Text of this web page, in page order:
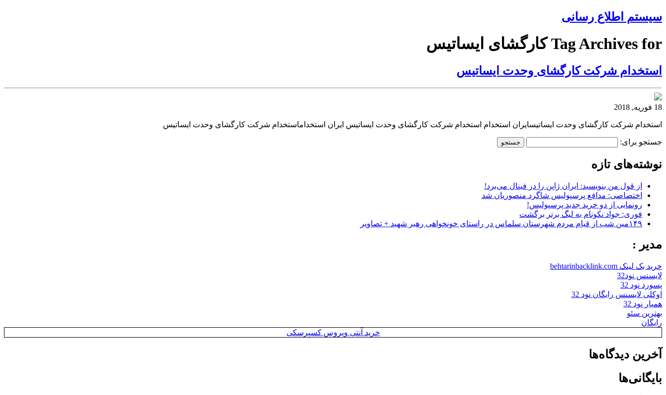
سیستم اطلاع رسانی
Tag Archives for کارگشای ایساتیس
استخدام شرکت کارگشای وحدت ایساتیس
18 فوریه, 2018
استخدام شرکت کارگشای وحدت ایساتیسایران استخدام استخدام شرکت کارگشای وحدت ایساتیس ایران استخداماستخدام شرکت کارگشای وحدت ایساتیس
جستجو برای:
نوشته‌های تازه
از قول من بنویسید: ایران ژاپن را در فینال می‌برد!
اختصاصی: مدافع پرسپولیس شاگرد منصوریان شد
رونمایی از دو خرید جدید پرسپولیس!
فوری: جواد نکونام به لیگ برتر برگشت
۱۴۹مین شب از قیام مردم شهرستان سلماس در راستای خونخواهی رهبر شهید + تصاویر
مدیر :
خرید بک لینک behtarinbacklink.com
لایسنس نود32
پسورد نود 32
اوکلی لایسنس رایگان نود 32
همیار نود 32
بهترین سئو
رایگان
خرید آنتی ویروس کسپرسکی
آخرین دیدگاه‌ها
بایگانی‌ها